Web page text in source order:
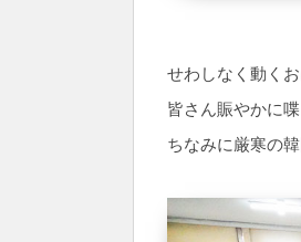
せわしなく動く
皆さん賑やかに
ちなみに厳寒の